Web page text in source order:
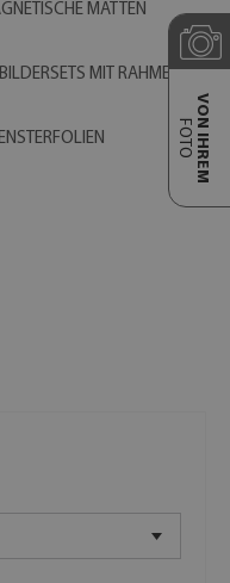
MATTEN
BILDERSETS MIT RAHMEN
VON IHREM
FOTO